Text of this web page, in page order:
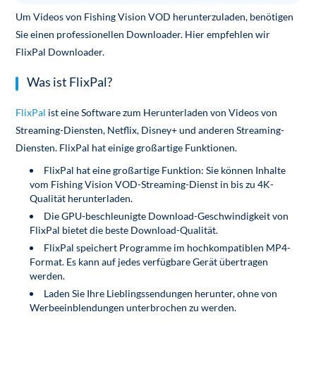
Um Videos von Fishing Vision VOD herunterzuladen, benötigen
Sie einen professionellen Downloader. Hier empfehlen wir
FlixPal Downloader.
Was ist FlixPal?
FlixPal ist eine Software zum Herunterladen von Videos von
Streaming-Diensten, Netflix, Disney+ und anderen Streaming-
Diensten. FlixPal hat einige großartige Funktionen.
FlixPal hat eine großartige Funktion: Sie können Inhalte
vom Fishing Vision VOD-Streaming-Dienst in bis zu 4K-
Qualität herunterladen.
Die GPU-beschleunigte Download-Geschwindigkeit von
FlixPal bietet die beste Download-Qualität.
FlixPal speichert Programme im hochkompatiblen MP4-
Format. Es kann auf jedes verfügbare Gerät übertragen
werden.
Laden Sie Ihre Lieblingssendungen herunter, ohne von
Werbeeinblendungen unterbrochen zu werden.